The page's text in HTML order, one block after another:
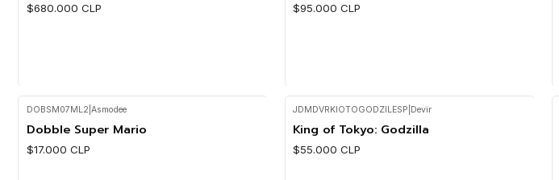
$680.000 CLP $95.000 CLP
DOBSM07ML2 Asmodee
Dobble Super Mario
$17.000 CLP
JDMDVRKIOTOGODZILESP Devir
King of Tokyo: Godzilla
$55.000 CLP